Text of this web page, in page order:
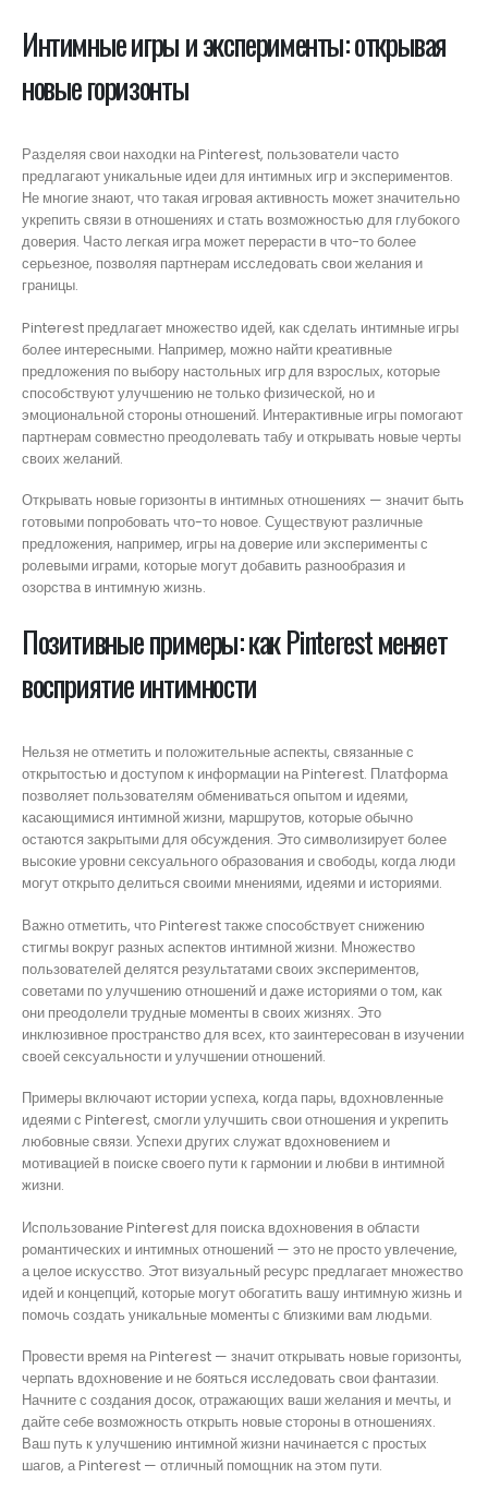
Интимные игры и эксперименты: открывая
новые горизонты
Разделяя свои находки на Pinterest, пользователи часто
предлагают уникальные идеи для интимных игр и экспериментов.
Не многие знают, что такая игровая активность может значительно
укрепить связи в отношениях и стать возможностью для глубокого
доверия. Часто легкая игра может перерасти в что-то более
серьезное, позволяя партнерам исследовать свои желания и
границы.
Pinterest предлагает множество идей, как сделать интимные игры
более интересными. Например, можно найти креативные
предложения по выбору настольных игр для взрослых, которые
способствуют улучшению не только физической, но и
эмоциональной стороны отношений. Интерактивные игры помогают
партнерам совместно преодолевать табу и открывать новые черты
своих желаний.
Открывать новые горизонты в интимных отношениях — значит быть
готовыми попробовать что-то новое. Существуют различные
предложения, например, игры на доверие или эксперименты с
ролевыми играми, которые могут добавить разнообразия и
озорства в интимную жизнь.
Позитивные примеры: как Pinterest меняет
восприятие интимности
Нельзя не отметить и положительные аспекты, связанные с
открытостью и доступом к информации на Pinterest. Платформа
позволяет пользователям обмениваться опытом и идеями,
касающимися интимной жизни, маршрутов, которые обычно
остаются закрытыми для обсуждения. Это символизирует более
высокие уровни сексуального образования и свободы, когда люди
могут открыто делиться своими мнениями, идеями и историями.
Важно отметить, что Pinterest также способствует снижению
стигмы вокруг разных аспектов интимной жизни. Множество
пользователей делятся результатами своих экспериментов,
советами по улучшению отношений и даже историями о том, как
они преодолели трудные моменты в своих жизнях. Это
инклюзивное пространство для всех, кто заинтересован в изучении
своей сексуальности и улучшении отношений.
Примеры включают истории успеха, когда пары, вдохновленные
идеями с Pinterest, смогли улучшить свои отношения и укрепить
любовные связи. Успехи других служат вдохновением и
мотивацией в поиске своего пути к гармонии и любви в интимной
жизни.
Использование Pinterest для поиска вдохновения в области
романтических и интимных отношений — это не просто увлечение,
а целое искусство. Этот визуальный ресурс предлагает множество
идей и концепций, которые могут обогатить вашу интимную жизнь и
помочь создать уникальные моменты с близкими вам людьми.
Провести время на Pinterest — значит открывать новые горизонты,
черпать вдохновение и не бояться исследовать свои фантазии.
Начните с создания досок, отражающих ваши желания и мечты, и
дайте себе возможность открыть новые стороны в отношениях.
Ваш путь к улучшению интимной жизни начинается с простых
шагов, а Pinterest — отличный помощник на этом пути.